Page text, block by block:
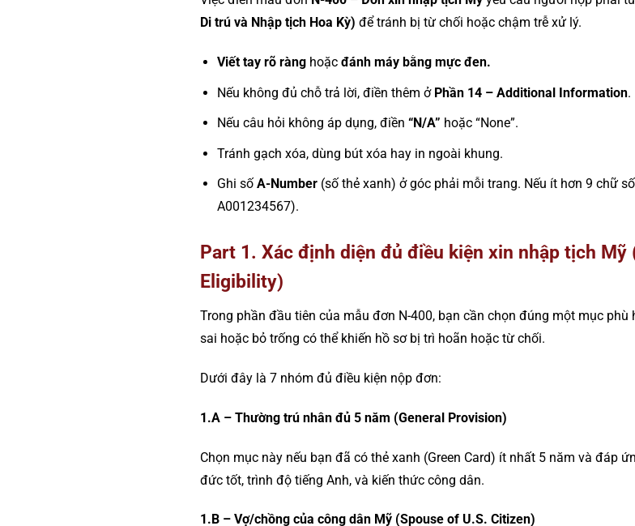
Di trú và Nhập tịch Hoa Kỳ) để tránh bị từ chối hoặc chậm trễ xử lý.
Viết tay rõ rànghoặc đánh máy bằng mực đen.
Nếu không đủ chỗ trả lời, điền thêm ở Phần 14 – Additional Information.
Nếu câu hỏi không áp dụng, điền “N/A” hoặc “None”.
Tránh gạch xóa, dùng bút xóa hay in ngoài khung.
Ghi số A-Number(số thẻ xanh) ở góc phải mỗi trang. Nếu ít hơn 9 chữ
A001234567).
Part 1. Xác định diện đủ điều kiện xin nhập tịch
Eligibility)
Trong phần đầu tiên của mẫu đơn N-400, bạn cần chọn đúng một mục
sai hoặc bỏ trống có thể khiến hồ sơ bị trì hoãn hoặc từ chối.
Dưới đây là 7 nhóm đủ điều kiện nộp đơn:
1.A – Thường trú nhân đủ 5 năm (General Provision)
Chọn mục này nếu bạn đã có thẻ xanh (Green Card) ít nhất 5 năm và đáp
đức tốt, trình độ tiếng Anh, và kiến thức công dân.
1.B – Vợ/chồng của công dân Mỹ (Spouse of U.S. Citizen)